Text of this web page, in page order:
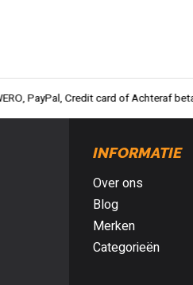
PayPal, Credit card of Achteraf betalen)
INFORMATIE
Over ons
Blog
Merken
Categorieën